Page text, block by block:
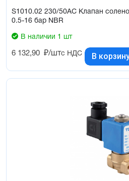
S1010.02 230/50AC Клапан
0.5-16 бар NBR
В наличии 1 шт
6 132,90 ₽/штс НДС В